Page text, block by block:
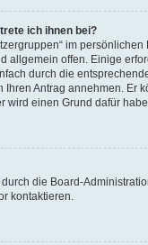
ich ihnen bei?
im
allgemein offen. Einige
durch die
Antrag annehmen.
wird einen Grund dafür
die Board-
kontaktieren.